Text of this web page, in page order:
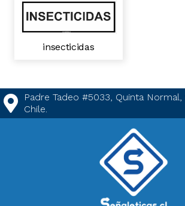
insecticidas
Padre Tadeo #5033, Quinta Normal,
Chile.